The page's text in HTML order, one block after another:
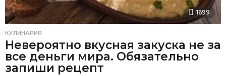
1699
КУЛИНАРИЯ
Невероятно вкусная закуска не за
все деньги мира. Обязательно
запиши рецепт